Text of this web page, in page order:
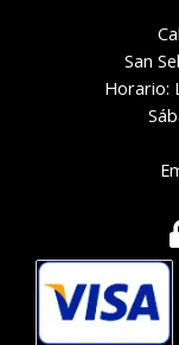
San
Horario: